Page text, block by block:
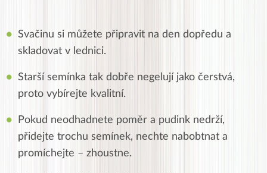
Svačinu si můžete připravit na den dopředu a
skladovat v lednici.
Starší semínka tak dobře negelují jako čerstvá,
proto vybírejte kvalitní.
Pokud neodhadnete poměr a pudink nedrží,
přidejte trochu semínek, nechte nabobtnat a
promíchejte – zhoustne.